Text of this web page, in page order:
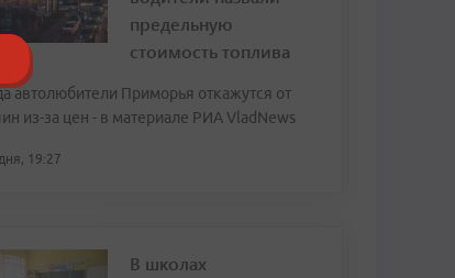
предельную
стоимость топлива
автолюбители Приморья откажутся от
из-за цен - в материале РИА VladNews
19:27
В школах